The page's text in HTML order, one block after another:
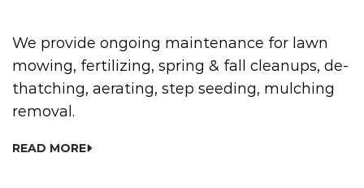
We provide ongoing maintenance for lawn
mowing, fertilizing, spring & fall cleanups, de-
thatching, aerating, step seeding, mulching
removal.
READ MORE